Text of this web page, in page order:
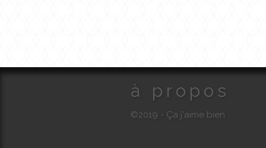
à propos
©2019 - Ça j'aime bien